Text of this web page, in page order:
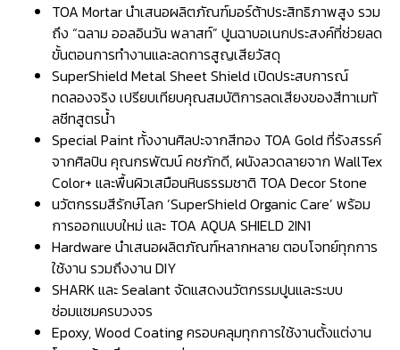
TOA Mortar นำเสนอผลิตภัณฑ์มอร์ต้าประสิทธิภาพสูง รวม
ถึง “ฉลาม ออลอินวัน พลาสท์” ปูนฉาบอเนกประสงค์ที่ช่วยลด
ขั้นตอนการทำงานและลดการสูญเสียวัสดุ
SuperShield Metal Sheet Shield เปิดประสบการณ์
ทดลองจริง เปรียบเทียบคุณสมบัติการลดเสียงของสีทาเมทั
ลชีทสูตรน้ำ
Special Paint ทั้งงานศิลปะจากสีทอง TOA Gold ที่รังสรรค์
จากศิลปิน คุณกรพัฒน์ คชภักดี, ผนังลวดลายจาก WallTex
Color+ และพื้นผิวเสมือนหินธรรมชาติ TOA Decor Stone
นวัตกรรมสีรักษ์โลก ‘SuperShield Organic Care’ พร้อม
การออกแบบใหม่ และ TOA AQUA SHIELD 2IN1
Hardware นำเสนอผลิตภัณฑ์หลากหลาย ตอบโจทย์ทุกการ
ใช้งาน รวมถึงงาน DIY
SHARK และ Sealant จัดแสดงนวัตกรรมปูนและระบบ
ซ่อมแซมครบวงจร
Epoxy, Wood Coating ครอบคลุมทุกการใช้งานตั้งแต่งาน